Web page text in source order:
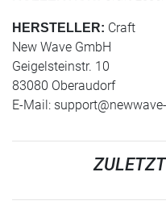
HERSTELLER: Craft
New Wave GmbH
Geigelsteinstr. 10
83080 Oberaudorf
E-Mail: